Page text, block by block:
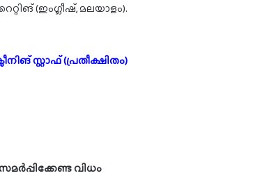
(ഇംഗ്ലീഷ്, മലയാളം).
സ്റ്റാഫ് (പ്രതീക്ഷിതം)
വിധം